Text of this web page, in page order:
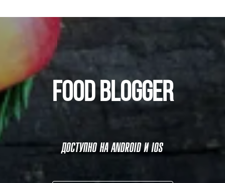
FOOD BLOGGER
ДОСТУПНО НА ANDROID И IOS